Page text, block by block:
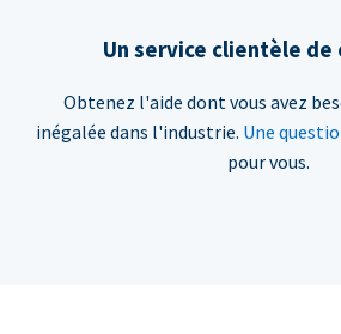
Un service clientèle de
Obtenez l'aide dont vous avez
inégalée dans l'industrie. Une
pour vous.